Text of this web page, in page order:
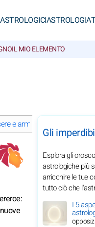
ASTROLOGIA
IL MIO ELEMENTO
e armonia del Leone nel
Gli
Esplora gli
astrologiche più
arricchire le tue
tutto ciò che
I 5